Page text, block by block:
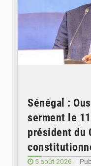
Sénégal :
serment le
président du
5 août 2026